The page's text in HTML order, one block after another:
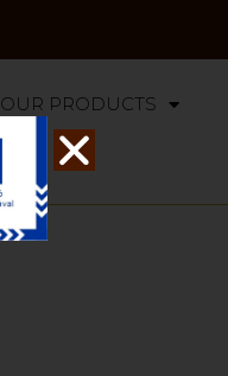
OUR PRODUCTS